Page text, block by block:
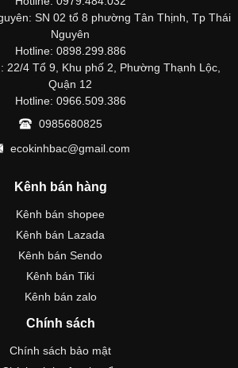
SN 02 tổ 8 phường Tân Thịnh, Tp Thái
Nguyên
Hotline: 0898.299.886
22/4 Tổ 9, Khu phố 2, Phường Thạnh Lộc,
Quận 12
Hotline: 0966.509.386
0985680825
ecokinhbac@gmail.com
Kênh bán hàng
Kênh bán shopee
Kênh bán Lazada
Kênh bán Sendo
Kênh bán Tiki
Kênh bán zalo
Chính sách
Chính sách bảo mật